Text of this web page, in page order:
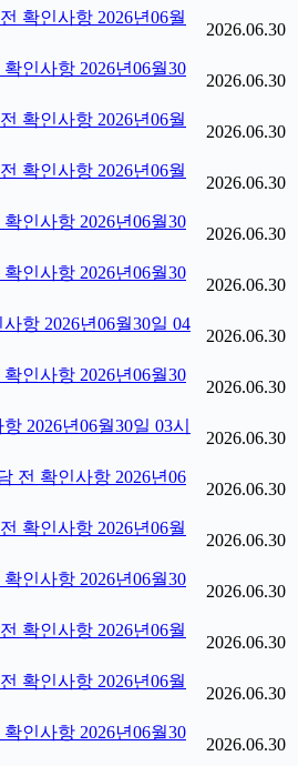
확인사항 2026년06월
2026.06.30
인사항 2026년06월30
2026.06.30
확인사항 2026년06월
2026.06.30
확인사항 2026년06월
2026.06.30
인사항 2026년06월30
2026.06.30
인사항 2026년06월30
2026.06.30
항 2026년06월30일 04
2026.06.30
인사항 2026년06월30
2026.06.30
2026년06월30일 03시
2026.06.30
전 확인사항 2026년06
2026.06.30
확인사항 2026년06월
2026.06.30
인사항 2026년06월30
2026.06.30
확인사항 2026년06월
2026.06.30
확인사항 2026년06월
2026.06.30
인사항 2026년06월30
2026.06.30